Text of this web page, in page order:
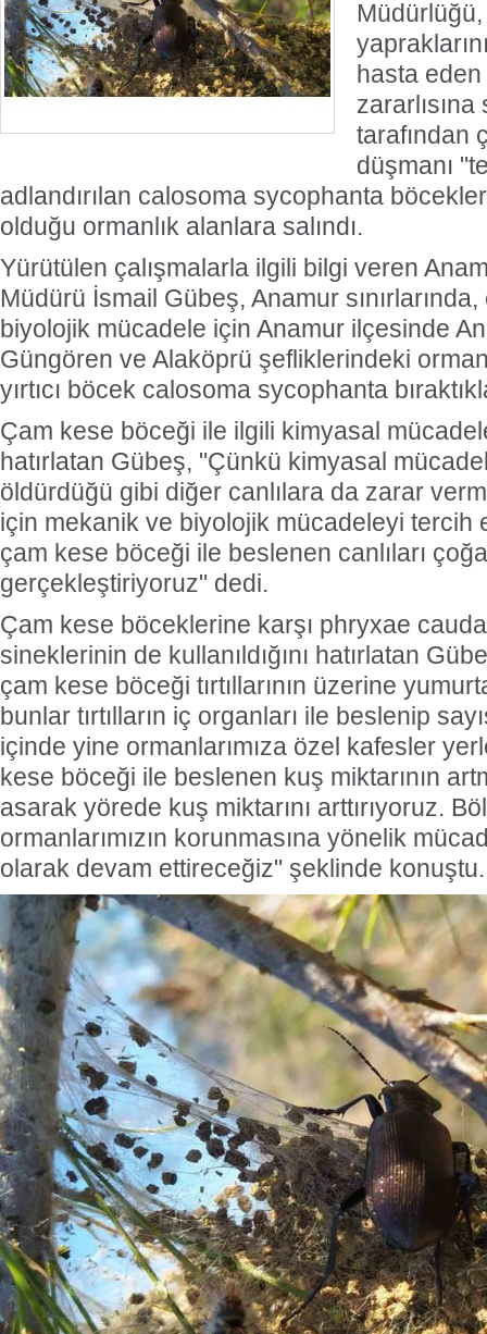
Müdürlüğü,
hasta
tarafından
düşmanı
adlandırılan calosoma sycophanta
olduğu ormanlık alanlara salındı.
Yürütülen çalışmalarla ilgili bilgi veren
Müdürü İsmail Gübeş, Anamur
biyolojik mücadele için Anamur ilçesinde
Güngören ve Alaköprü şefliklerindeki
yırtıcı böcek calosoma sycophanta
Çam kese böceği ile ilgili kimyasal mücadele
hatırlatan Gübeş, "Çünkü kimyasal
öldürdüğü gibi diğer canlılara da zarar
için mekanik ve biyolojik mücadeleyi tercih
çam kese böceği ile beslenen canlıları
gerçekleştiriyoruz" dedi.
Çam kese böceklerine karşı phryxae
sineklerinin de kullanıldığını hatırlatan
çam kese böceği tırtıllarının üzerine
bunlar tırtılların iç organları ile beslenip
içinde yine ormanlarımıza özel kafesler
kese böceği ile beslenen kuş miktarının
asarak yörede kuş miktarını arttırıyoruz.
ormanlarımızın korunmasına yönelik
olarak devam ettireceğiz" şeklinde konuştu.
Türk Voleybolu, Avrupa ve Akdeniz'in
En Prestijli Ödül Töreninde Yeniden